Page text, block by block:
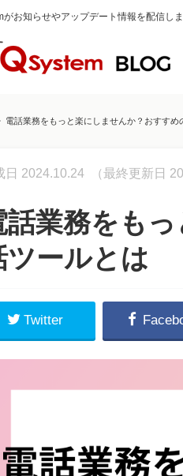
がお知らせやアップデート情報を配信しま
電話業務をもっと楽にしませんか？おすすめ
日 2024.10.24 （最終更新日
話業務をも
ツールとは
Twitter